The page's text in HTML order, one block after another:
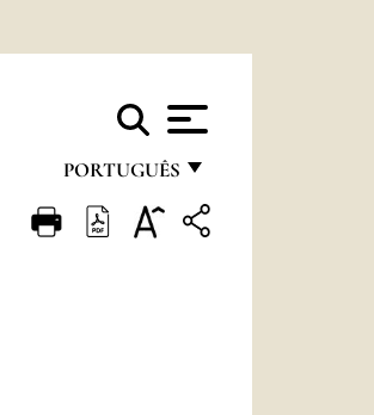
PORTUGUÊS
FRANÇAIS